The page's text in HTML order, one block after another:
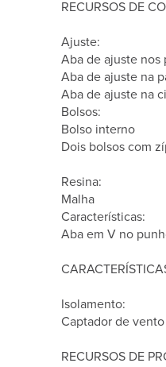
RECURSOS DE
Ajuste:
Aba de ajuste nos
Aba de ajuste na
Aba de ajuste na
Bolsos:
Bolso interno
Dois bolsos com
Resina:
Malha
Características:
Aba em V no
Isolamento:
Captador de
RECURSOS DE